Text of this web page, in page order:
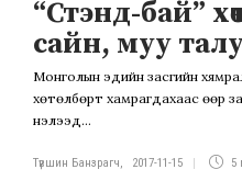
“Стэнд-бай”
сайн, муу
Монголын эдийн засгийн
хөтөлбөрт хамрагдахаас өөр
нэлээд...
Түвшин Банзрагч, 2017-11-15 5